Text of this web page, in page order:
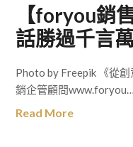
【foryou銷
話勝過千言
Photo by Freepik 《從
銷企管顧問www.foryou…
Read More